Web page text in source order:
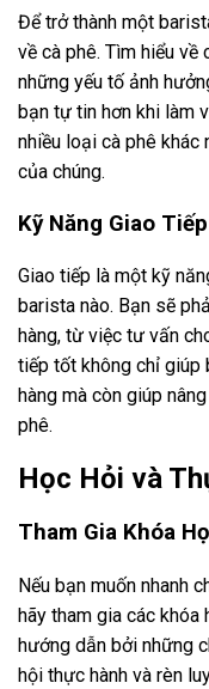
Để trở thành một
về cà phê. Tìm hiểu về
những yếu tố ảnh
bạn tự tin hơn khi làm
nhiều loại cà phê khác
của chúng.
Kỹ Năng Giao Tiếp
Giao tiếp là một kỹ
barista nào. Bạn sẽ
hàng, từ việc tư vấn
tiếp tốt không chỉ giúp
hàng mà còn giúp
phê.
Học Hỏi và
Tham Gia Khóa
Nếu bạn muốn nhanh
hãy tham gia các
hướng dẫn bởi những
hội thực hành và rèn